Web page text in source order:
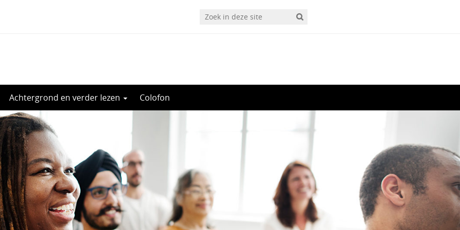
Achtergrond en verder lezen Colofon